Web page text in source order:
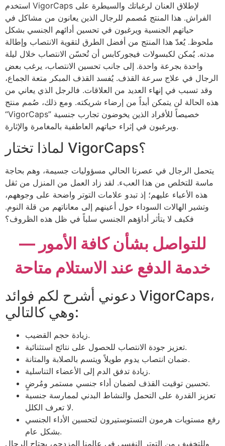
استخدم VigorCaps لإطلاق العنان لرغباتك والسيطرة على
الفراش. هذا المنتج مُصمم للرجال الذين يعانون من مشاكل في
حياتهم الجنسية ويرغبون في تحسين أدائهم الجنسي بشكل
ملحوظ. يُعدّ هذا المنتج من أفضل الطرق لتقوية الانتصاب وإطالة
مدته. يُمكن لكبسولات فيجوركابس أن تُحسّن الانتصاب خلال ليلة
واحدة بجرعة واحدة. إلى جانب تحسين الانتصاب، يرغب بعض
الرجال في علاج سرعة القذف. يُفسد القذف المبكر متعة الجماع،
وقد تسبب في إنهاء العديد من العلاقات. فالرجل الذي يعاني من
هذه الحالة لن يتمكن أبداً من إرضاء شريكته. ومع ذلك، صُمم منتج
“VigorCaps” خصيصاً للأفراد الذين يخوضون تجارب جنسية
ويرغبون في إثراء حياتهم العاطفية بالمغامرة والإثارة.
لماذا تختار VigorCaps؟
يتحمل الرجال في عصرنا الحالي مسؤوليات جسيمة، وهم بحاجة
ماسة للتخلص من هذا العبء. لقد زاد العمل من المنزل من ثقل
هذه الأعباء عليهم؛ إذ تبدو علامات التوتر واضحة على وجوههم،
وتشير الهالات السوداء حول أعينهم إلى معاناتهم من قلة النوم.
فكيف لا يتأثر أداؤهم الجنسي سلباً في ظل هذه الظروف؟
للتواصل بشأن كافة الأمور —
خدمة الدفع عند الاستلام متاحة
دعوني أشرح لكم فوائد VigorCaps،
وهي كالتالي:
زيادة حجم القضيب.
تعزيز جودة الانتصاب للحصول على نتائج استثنائية.
ضمان انتصاب يدوم طويلاً ويتسم بالصلابة والمتانة.
زيادة تدفق الدم إلى الأعضاء التناسلية.
تحسين توقيت القذف لضمان أداء جنسي مستمر ومُرضٍ.
تعزيز القدرة على التحمل والنشاط البدني لممارسة جنسية
لا تعرف الكلل.
رفع مستويات هرمون التستوستيرون لتحسين الأداء الجنسي
بشكل عام.
وللتخفيف من التوتر النفسي في عالمنا المزدحم، يحتاج الرجال